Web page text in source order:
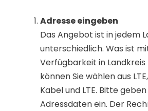
Adresse eingeben
Das Angebot ist in jedem
unterschiedlich. Was ist
Verfügbarkeit in
können Sie wählen aus
Kabel und LTE. Bitte
Adressdaten ein. Der